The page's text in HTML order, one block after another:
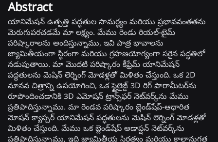
Abstract
యానిమేషన్ ఉత్పత్తి పద్ధతుల సామర్థ్యం మరియు ప్రభావవంతతను
మెరుగుపరచడమే మా లక్ష్యం. మేము రెండు రియల్-టైమ్
పరిష్కారాలను అందిస్తున్నాము, ఇవి పాత్ర భావాలను
జ్యామితీయంగా స్థిరంగా మరియు గ్రహణయోగ్యంగా సరైన పద్ధతిలో
నడుపుతాయి. మా మొదటి పరిష్కారం కీఫ్రేమ్ యానిమేషన్
పద్ధతులను మెషిన్ లెర్నింగ్ మోడళ్లతో మిళితం చేస్తుంది. ఒక 2D
మానవ చిత్రాన్ని ఉపయోగించి, ఒక స్టైలైజ్డ్ 3D రిగ్ పారామీటర్‌ను
రూపొందించడానికి 3D ఎమోషన్ ట్రాన్స్‌ఫర్ నెట్‌వర్క్‌ను మేము
ప్రతిపాదిస్తున్నాము. మా రెండవ పరిష్కారం బ్లెండ్‌షేప్-ఆధారిత
మోషన్ క్యాప్చర్ యానిమేషన్ పద్ధతులను మెషిన్ లెర్నింగ్ మోడళ్లతో
మిళితం చేస్తుంది. మేము ఒక బ్లెండ్‌షేప్ అడాప్షన్ నెట్‌వర్క్‌ను